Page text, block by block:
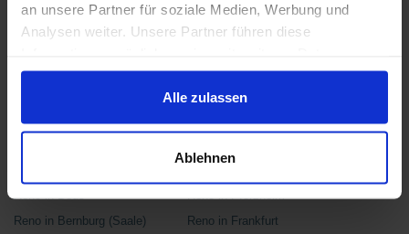
an unsere Partner für soziale Medien, Werbung und
Analysen weiter. Unsere Partner führen diese
zusammen, die Du ihnen bereitgestellt hast oder die sie
im Rahmen Deiner Nutzung der Dienste gesammelt
haben.
Alle zulassen
Ablehnen
Reno in weiteren Städten
Reno in Hamm
Reno in Egelsbach
Reno in Bernburg (Saale)
Reno in Frankfurt